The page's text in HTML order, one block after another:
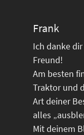
Frank
Ich danke
Freund!
Am besten
Traktor und
Art deiner
alles
Mit deinem